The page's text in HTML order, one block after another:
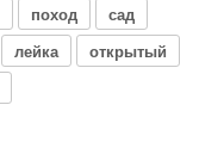
поход
сад
лейка
открытый